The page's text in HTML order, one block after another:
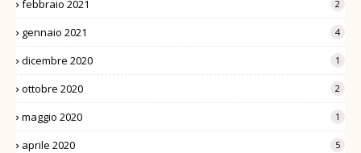
febbraio 2021 2
gennaio 2021 4
dicembre 2020 1
ottobre 2020 2
maggio 2020 1
aprile 2020 5